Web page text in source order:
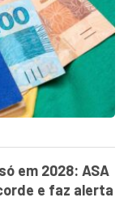
em 2028: ASA
e faz alerta